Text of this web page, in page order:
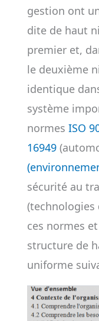
gestion ont
dite de haut
premier et,
le deuxième
identique
système
normes ISO
16949
sécurité au
(technologies
ces normes
structure de
uniforme